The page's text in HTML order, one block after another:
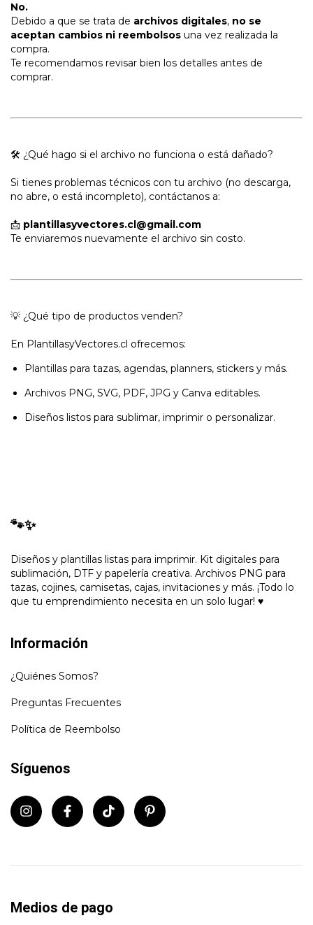
No.
Debido a que se trata de archivos digitales, no se
aceptan cambios ni reembolsos una vez realizada la
compra.
Te recomendamos revisar bien los detalles antes de
comprar.
🛠 ¿Qué hago si el archivo no funciona o está dañado?
Si tienes problemas técnicos con tu archivo (no descarga,
no abre, o está incompleto), contáctanos a:
📩 plantillasyvectores.cl@gmail.com
Te enviaremos nuevamente el archivo sin costo.
💡 ¿Qué tipo de productos venden?
En PlantillasyVectores.cl ofrecemos:
Plantillas para tazas, agendas, planners, stickers y más.
Archivos PNG, SVG, PDF, JPG y Canva editables.
Diseños listos para sublimar, imprimir o personalizar.
🐾✨
Diseños y plantillas listas para imprimir. Kit digitales para
sublimación, DTF y papelería creativa. Archivos PNG para
tazas, cojines, camisetas, cajas, invitaciones y más. ¡Todo lo
que tu emprendimiento necesita en un solo lugar! ♥
Información
¿Quiénes Somos?
Preguntas Frecuentes
Política de Reembolso
Síguenos
Medios de pago